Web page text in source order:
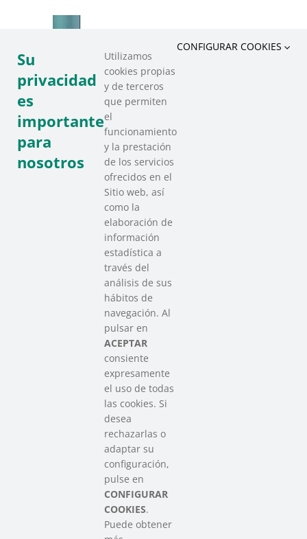
SAREEN SAREA
Asociación que agrupa a las redes
del Tercer Sector Social en Euskadi
Contacto
info@sareensarea.eu
Iparraguirre, 9 lonja – 48009 Bilbao
946 569 230
Colabora
Su
privacidad
es
importante
para
nosotros
Utilizamos
cookies propias
y de terceros
que permiten
el
funcionamiento
y la prestación
de los servicios
ofrecidos en el
Sitio web, así
como la
elaboración de
información
estadística a
través del
análisis de sus
hábitos de
navegación. Al
pulsar en
ACEPTAR
consiente
expresamente
el uso de todas
las cookies. Si
desea
rechazarlas o
adaptar su
configuración,
pulse en
CONFIGURAR
COOKIES.
Puede obtener
CONFIGURAR COOKIES